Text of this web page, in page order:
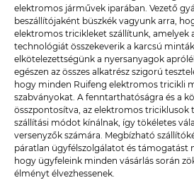
elektromos járművek iparában. Vezető
beszállítójaként büszkék vagyunk arra,
elektromos tricikleket szállítunk, amelyek
technológiát összekeverik a karcsú
elkötelezettségünk a nyersanyagok
egészen az összes alkatrész szigorú
hogy minden Ruifeng elektromos tricikli
szabványokat. A fenntarthatóságra és a
összpontosítva, az elektromos triciklusok
szállítási módot kínálnak, így tökéletes
versenyzők számára. Megbízható
páratlan ügyfélszolgálatot és támogatást
hogy ügyfeleink minden vásárlás során
élményt élvezhessenek.